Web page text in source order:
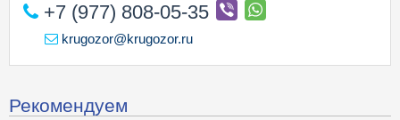
+7 (977) 808-05-35
krugozor@krugozor.ru
Рекомендуем